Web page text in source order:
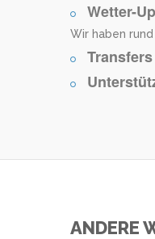
Wetter-
Wir haben
ANDERE